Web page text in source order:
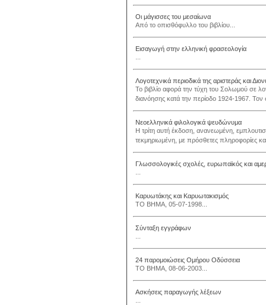
Οι μάγισσες του μεσαίωνα
Από το οπισθόφυλλο του βιβλίου...
Εισαγωγή στην ελληνική φρασεολογία
Λογοτεχνικά περιοδικά της αριστεράς και
Το βιβλίο αφορά την τύχη του Σολωμού σε
διανόησης κατά την περίοδο 1924-1967.
Νεοελληνικά φιλολογικά ψευδώνυμα
Η τρίτη αυτή έκδοση, ανανεωμένη,
τεκμηριωμένη, με πρόσθετες πληροφορίες
Γλωσσολογικές σχολές, ευρωπαϊκός και
Καρυωτάκης και Καρυωτακισμός
ΤΟ ΒΗΜΑ, 05-07-1998...
Σύνταξη εγγράφων
24 παρομοιώσεις Ομήρου Οδύσσεια
ΤΟ ΒΗΜΑ, 08-06-2003...
Ασκήσεις παραγωγής λέξεων